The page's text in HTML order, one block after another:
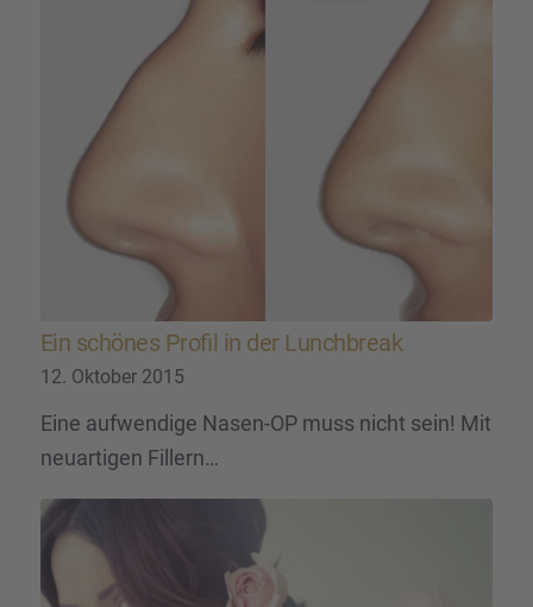
Ein schönes Profil in der Lunch­break
12. Oktober 2015
Eine aufwendige Nasen-OP muss nicht sein! Mit
neuartigen Fillern…